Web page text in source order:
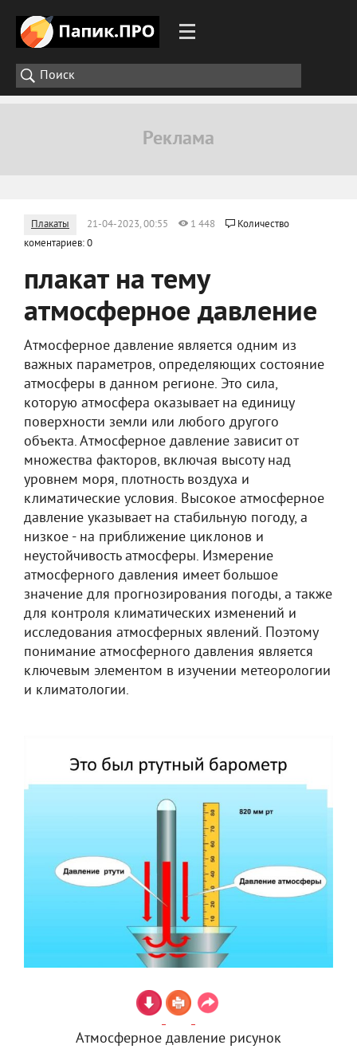
Плакаты 21-04-2023, 00:55 1 448
Количество
коментариев: 0
плакат на тему
атмосферное давление
Атмосферное давление является одним из
важных параметров, определяющих состояние
атмосферы в данном регионе. Это сила,
которую атмосфера оказывает на единицу
поверхности земли или любого другого
объекта. Атмосферное давление зависит от
множества факторов, включая высоту над
уровнем моря, плотность воздуха и
климатические условия. Высокое атмосферное
давление указывает на стабильную погоду, а
низкое - на приближение циклонов и
неустойчивость атмосферы. Измерение
атмосферного давления имеет большое
значение для прогнозирования погоды, а также
для контроля климатических изменений и
исследования атмосферных явлений. Поэтому
понимание атмосферного давления является
ключевым элементом в изучении метеорологии
и климатологии.
Атмосферное давление рисунок